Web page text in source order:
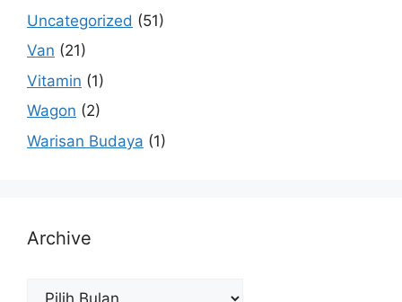
Uncategorized (51)
Van (21)
Vitamin (1)
Wagon (2)
Warisan Budaya (1)
Archive
Archive